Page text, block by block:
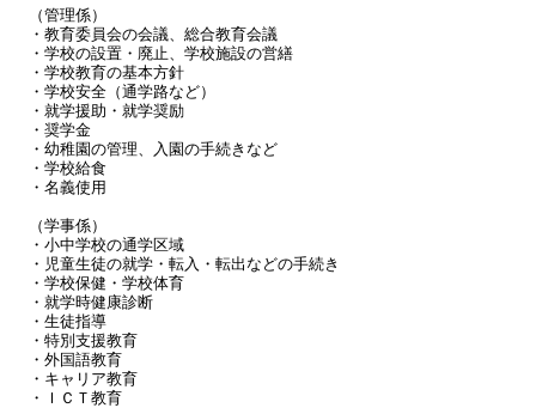
（管理係）
・教育委員会の会議、総合教育会議
・学校の設置・廃止、学校施設の営繕
・学校教育の基本方針
・学校安全（通学路など）
・就学援助・就学奨励
・奨学金
・幼稚園の管理、入園の手続きなど
・学校給食
・名義使用
（学事係）
・小中学校の通学区域
・児童生徒の就学・転入・転出などの手続き
・学校保健・学校体育
・就学時健康診断
・生徒指導
・特別支援教育
・外国語教育
・キャリア教育
・ＩＣＴ教育